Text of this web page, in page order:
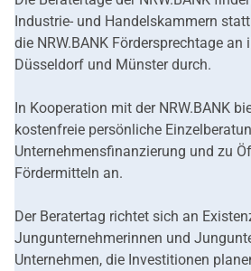
Industrie- und Handelskammern
die NRW.BANK Fördersprechtage an
Düsseldorf und Münster durch.
In Kooperation mit der NRW.BANK
kostenfreie persönliche
Unternehmensfinanzierung und zu
Fördermitteln an.
Der Beratertag richtet sich an
Jungunternehmerinnen und
Unternehmen, die Investitionen